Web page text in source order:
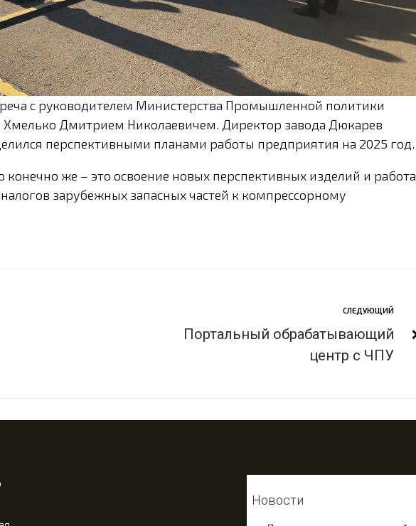
с руководителем Министерства Промышленной политики
Хмелько Дмитрием Николаевичем. Директор завода Дюкарев
перспективными планами работы предприятия на 2025 год.
конечно же – это освоение новых перспективных изделий и работа
зарубежных запасных частей к компрессорному
СЛЕДУЮЩИЙ
Портальный обрабатывающий
центр с ЧПУ
Новости